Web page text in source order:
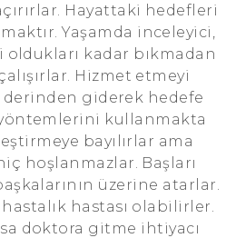
Hayattaki hedefleri
Yaşamda inceleyici,
oldukları kadar bıkmadan
Hizmet etmeyi
derinden giderek hedefe
kullanmakta
bayılırlar ama
hoşlanmazlar. Başları
üzerine atarlar.
hastası olabilirler.
doktora gitme ihtiyacı